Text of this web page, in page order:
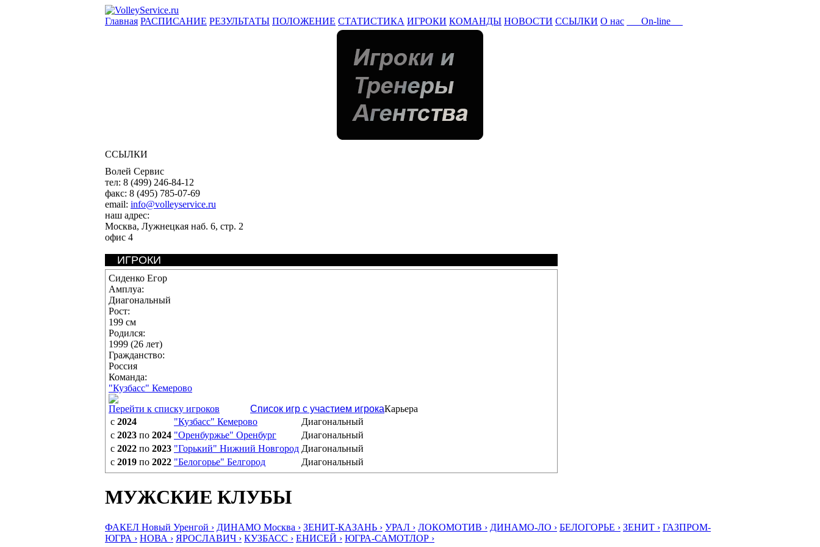
Главная РАСПИСАНИЕ РЕЗУЛЬТАТЫ ПОЛОЖЕНИЕ СТАТИСТИКА ИГРОКИ КОМАНДЫ НОВОСТИ ССЫЛКИ О нас On-line
ССЫЛКИ
Волей Сервис
тел: 8 (499) 246-84-12
факс: 8 (495) 785-07-69
email: info@volleyservice.ru
наш адрес:
Москва, Лужнецкая наб. 6, стр. 2
офис 4
ИГРОКИ
Сиденко Егор
Амплуа:
Диагональный
Рост:
199 см
Родился:
1999 (26 лет)
Гражданство:
Россия
Команда:
"Кузбасс" Кемерово
Перейти к списку игроков
Список игр с участием игрокаКарьера
с 2024 "Кузбасс" Кемерово
Диагональный
с 2023 по 2024 "Оренбуржье" Оренбург
Диагональный
с 2022 по 2023 "Горький" Нижний Новгород Диагональный
с 2019 по 2022 "Белогорье" Белгород Диагональный
МУЖСКИЕ КЛУБЫ
ФАКЕЛ Новый Уренгой › ДИНАМО Москва › ЗЕНИТ-КАЗАНЬ › УРАЛ › ЛОКОМОТИВ › ДИНАМО-ЛО › БЕЛОГОРЬЕ › ЗЕНИТ › ГАЗПРОМ-
ЮГРА › НОВА › ЯРОСЛАВИЧ › КУЗБАСС › ЕНИСЕЙ › ЮГРА-САМОТЛОР ›